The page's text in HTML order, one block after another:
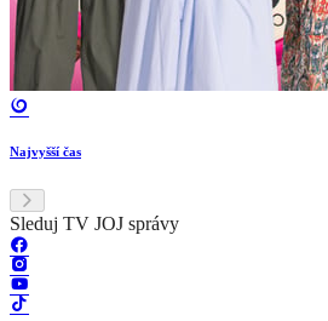
Najvyšší čas
Sleduj TV JOJ správy